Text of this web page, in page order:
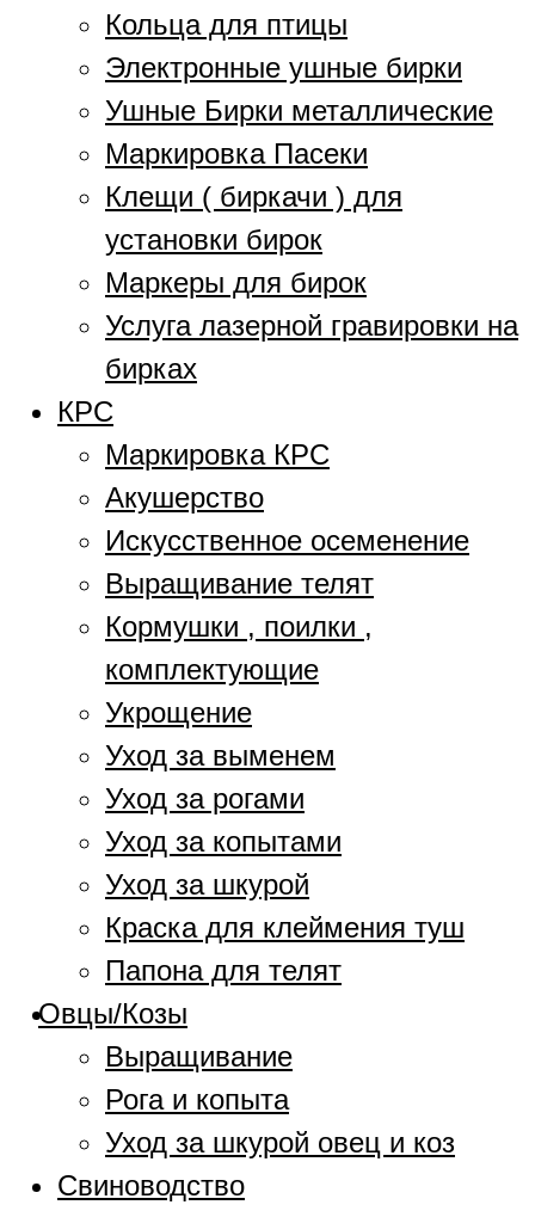
Кольца для птицы
Электронные ушные бирки
Ушные Бирки металлические
Маркировка Пасеки
Клещи ( биркачи ) для
установки бирок
Маркеры для бирок
Услуга лазерной гравировки на
бирках
КРС
Маркировка КРС
Акушерство
Искусственное осеменение
Выращивание телят
Кормушки , поилки ,
комплектующие
Укрощение
Уход за выменем
Уход за рогами
Уход за копытами
Уход за шкурой
Краска для клеймения туш
Папона для телят
Овцы/Козы
Выращивание
Рога и копыта
Уход за шкурой овец и коз
Свиноводство